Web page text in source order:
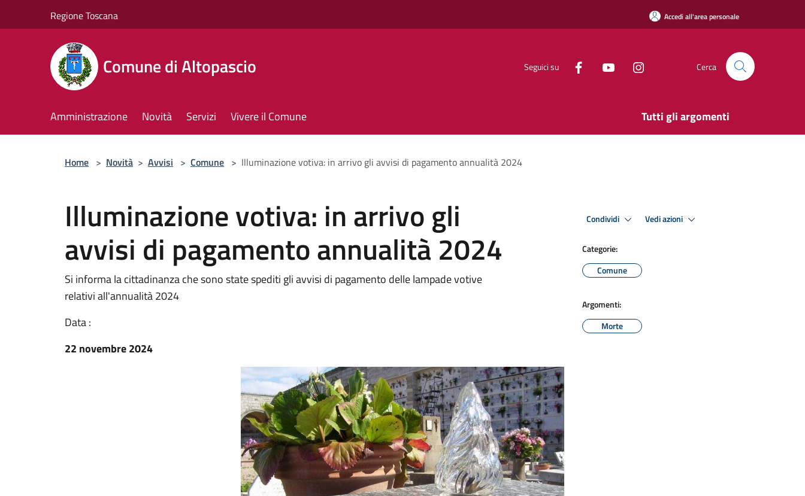
Regione Toscana Accedi all'area personale
Comune di Altopascio Seguici su Cerca
Amministrazione Novità Servizi Vivere il Comune Tutti gli argomenti
Home > Novità > Avvisi > Comune > Illuminazione votiva: in arrivo gli avvisi di pagamento annualità 2024
Illuminazione votiva: in arrivo gli
avvisi di pagamento annualità 2024
Si informa la cittadinanza che sono state spediti gli avvisi di pagamento delle lampade votive
relativi all'annualità 2024
Data :
22 novembre 2024
Condividi Vedi azioni
Categorie:
Comune
Argomenti:
Morte